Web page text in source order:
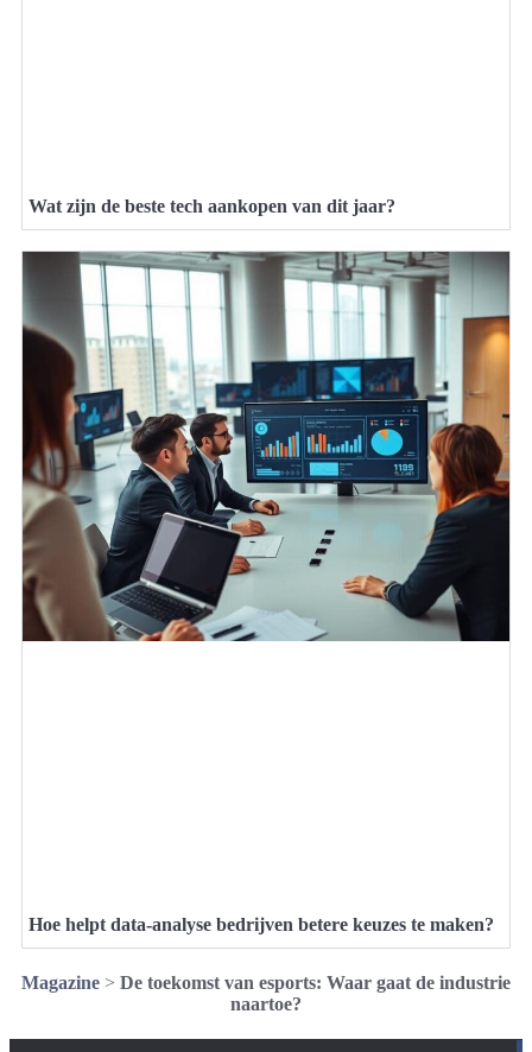
Wat zijn de beste tech aankopen van dit jaar?
Hoe helpt data-analyse bedrijven betere keuzes te maken?
Magazine > De toekomst van esports: Waar gaat de industrie
naartoe?